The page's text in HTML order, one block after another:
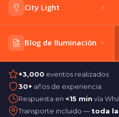
City Light
Blog de Iluminación
+3,000 eventos realizados
30+ años de experiencia
Respuesta en <15 min vía
Transporte incluido — toda la